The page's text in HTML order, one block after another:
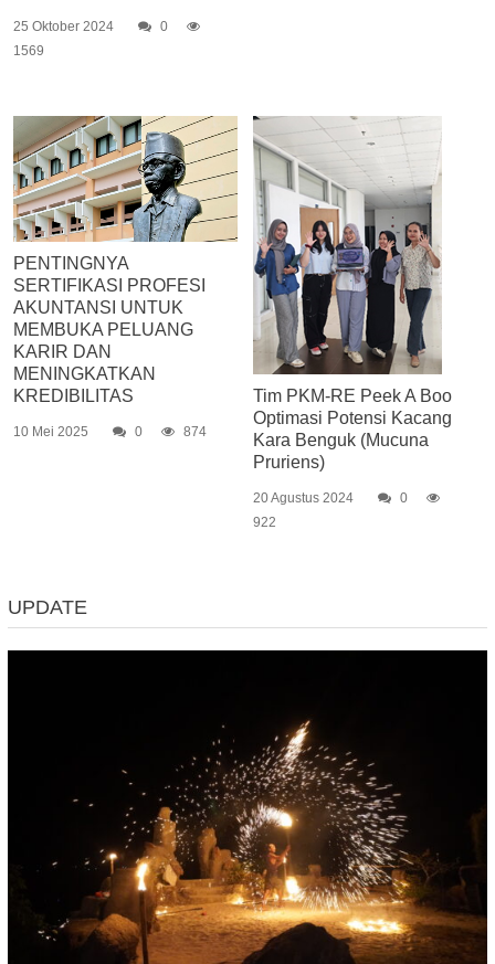
25 Oktober 2024
0
1569
PENTINGNYA
SERTIFIKASI PROFESI
AKUNTANSI UNTUK
MEMBUKA PELUANG
KARIR DAN
MENINGKATKAN
KREDIBILITAS
10 Mei 2025 0 874
Tim PKM-RE Peek A Boo
Optimasi Potensi Kacang
Kara Benguk (Mucuna
Pruriens)
20 Agustus 2024
0
922
UPDATE